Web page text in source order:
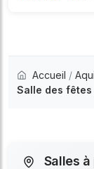
Accueil /
Salle des
Salles